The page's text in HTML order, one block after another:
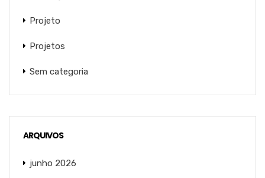
Projeto
Projetos
Sem categoria
ARQUIVOS
junho 2026